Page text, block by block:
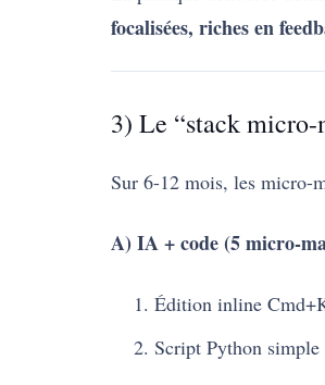
focalisées, riches en
3) Le “stack
Sur 6-12 mois, les micro-
A) IA + code (5 micro-
Édition inline
Script Python